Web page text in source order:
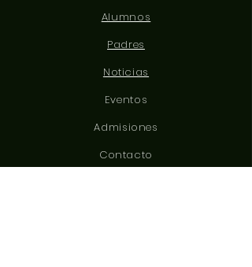
Alumnos
Padres
Noticias
Eventos
Admisiones
Contacto